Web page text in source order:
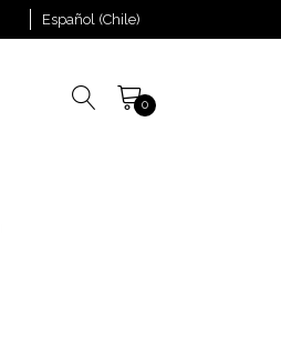
Español (Chile)
0